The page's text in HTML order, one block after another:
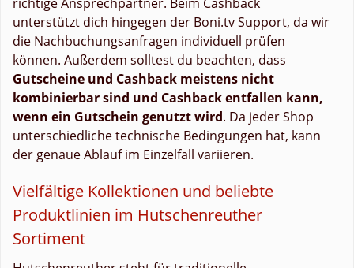
unterstützt dich hingegen der Boni.tv Support, da wir
die Nachbuchungsanfragen individuell prüfen
können. Außerdem solltest du beachten, dass
Gutscheine und Cashback meistens nicht
kombinierbar sind und Cashback entfallen kann,
wenn ein Gutschein genutzt wird. Da jeder Shop
unterschiedliche technische Bedingungen hat, kann
der genaue Ablauf im Einzelfall variieren.
Vielfältige Kollektionen und beliebte
Produktlinien im Hutschenreuther
Sortiment